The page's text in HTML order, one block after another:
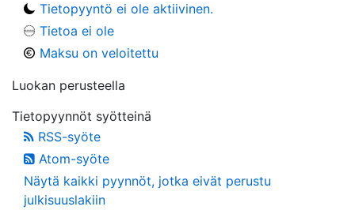
Tietopyyntö ei ole aktiivinen.
Tietoa ei ole
Maksu on veloitettu
Luokan perusteella
Tietopyynnöt syötteinä
RSS-syöte
Atom-syöte
Näytä kaikki pyynnöt, jotka eivät perustu
julkisuuslakiin